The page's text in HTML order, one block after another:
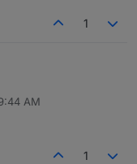
1
auch bleiben.
AM
1